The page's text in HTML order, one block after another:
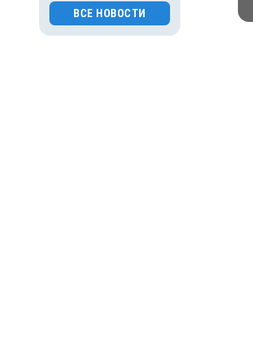
Мать пыталась спасти
выпавшего из окна
ВСЕ НОВОСТИ